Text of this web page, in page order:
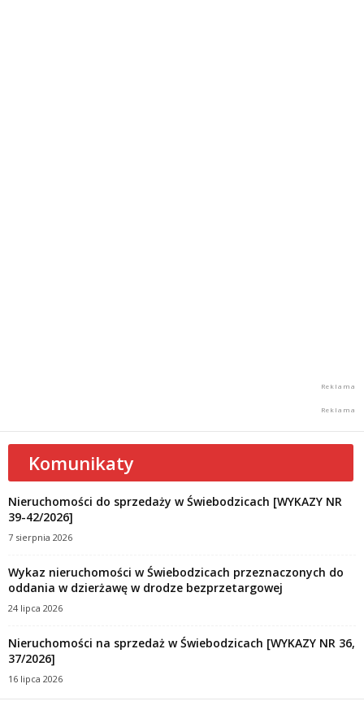
Komunikaty
Nieruchomości do sprzedaży w Świebodzicach [WYKAZY NR
39-42/2026]
7 sierpnia 2026
Wykaz nieruchomości w Świebodzicach przeznaczonych do
oddania w dzierżawę w drodze bezprzetargowej
24 lipca 2026
Nieruchomości na sprzedaż w Świebodzicach [WYKAZY NR 36,
37/2026]
16 lipca 2026